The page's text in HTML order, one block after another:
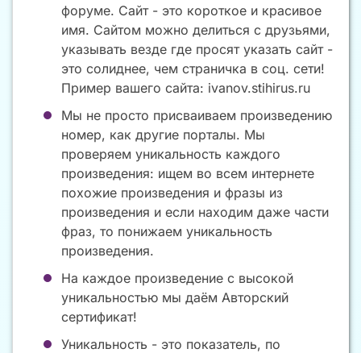
форуме. Сайт - это короткое и красивое
имя. Сайтом можно делиться с друзьями,
указывать везде где просят указать сайт -
это солиднее, чем страничка в соц. сети!
Пример вашего сайта: ivanov.stihirus.ru
Мы не просто присваиваем произведению
номер, как другие порталы. Мы
проверяем уникальность каждого
произведения: ищем во всем интернете
похожие произведения и фразы из
произведения и если находим даже части
фраз, то понижаем уникальность
произведения.
На каждое произведение с высокой
уникальностью мы даём Авторский
сертификат!
Уникальность - это показатель, по